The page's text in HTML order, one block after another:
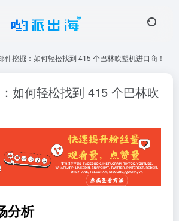
件挖掘：如何轻松找到 415 个巴林吹塑机进口商！
如何轻松找到 415 个巴林吹
分析